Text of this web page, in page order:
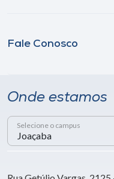
Fale Conosco
Onde estamos
Selecione o campus